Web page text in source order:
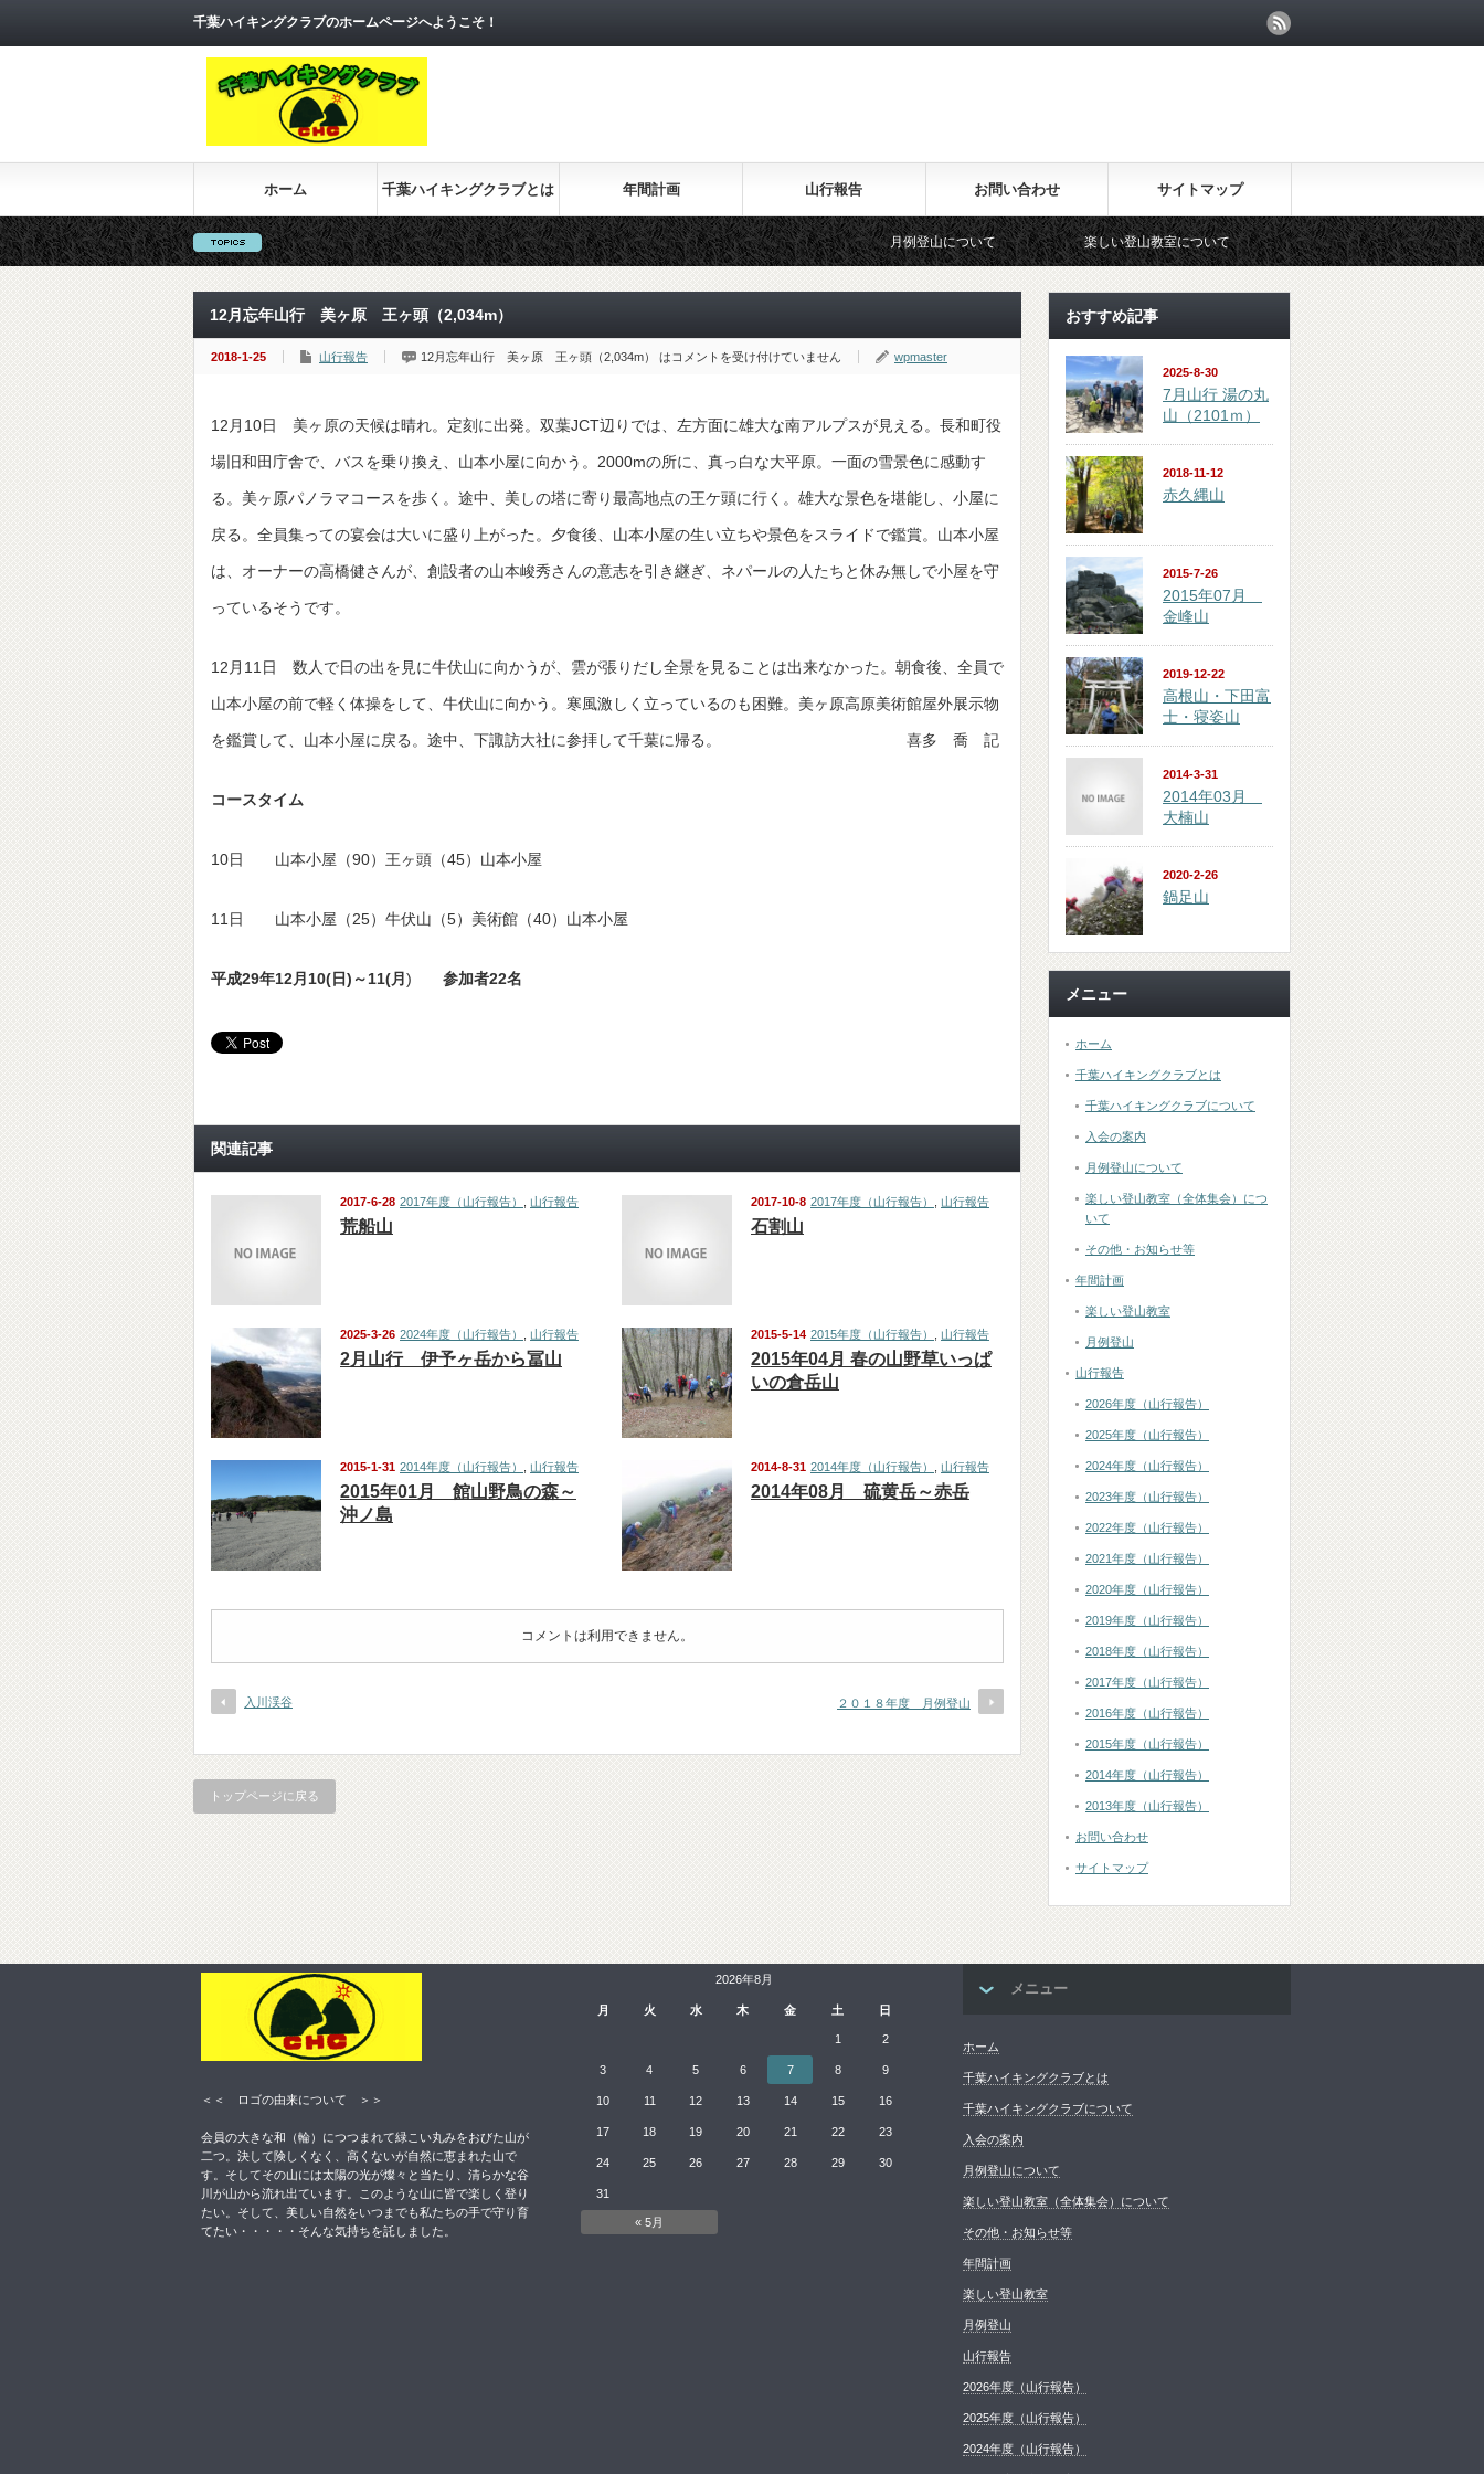
千葉ハイキングクラブのホームページへようこそ！
ホーム 千葉ハイキングクラブとは 年間計画 山行報告 お問い合わせ サイトマップ
月例登山について 楽しい登山教室について 入会の案内 会のあら
12月忘年山行 美ヶ原 王ヶ頭（2,034m）
2018-1-25 山行報告 12月忘年山行 美ヶ原 王ヶ頭（2,034m） は コメントを受け付けていません wpmaster
12月10日 美ヶ原の天候は晴れ。定刻に出発。双葉JCT辺りでは、左方面に雄大な南アルプスが見える。長和町役
場旧和田庁舎で、バスを乗り換え、山本小屋に向かう。2000mの所に、真っ白な大平原。一面の雪景色に感動す
る。美ヶ原パノラマコースを歩く。途中、美しの塔に寄り最高地点の王ケ頭に行く。雄大な景色を堪能し、小屋に
戻る。全員集っての宴会は大いに盛り上がった。夕食後、山本小屋の生い立ちや景色をスライドで鑑賞。山本小屋
は、オーナーの高橋健さんが、創設者の山本峻秀さんの意志を引き継ぎ、ネパールの人たちと休み無しで小屋を守
っているそうです。
12月11日 数人で日の出を見に牛伏山に向かうが、雲が張りだし全景を見ることは出来なかった。朝食後、全員で
山本小屋の前で軽く体操をして、牛伏山に向かう。寒風激しく立っているのも困難。美ヶ原高原美術館屋外展示物
を鑑賞して、山本小屋に戻る。途中、下諏訪大社に参拝して千葉に帰る。 喜多 喬 記
コースタイム
10日 山本小屋（90）王ヶ頭（45）山本小屋
11日 山本小屋（25）牛伏山（5）美術館（40）山本小屋
平成29年12月10(日)～11(月 ) 参加者22名
関連記事
2017-6-28 2017年度（山行報告） 山行報告
荒船山
2017-10-8 2017年度（山行報告） 山行報告
石割山
2025-3-26 2024年度（山行報告） 山行報告
2月山行 伊予ヶ岳から冨山
2015-5-14 2015年度（山行報告） 山行報告
2015年04月 春の山野草いっぱ
いの倉岳山
2015-1-31 2014年度（山行報告） 山行報告
2015年01月 館山野鳥の森～
沖ノ島
2014-8-31 2014年度（山行報告） 山行報告
2014年08月 硫黄岳～赤岳
コメントは利用できません。
入川渓谷 ２０１８年度 月例登山
トップページに戻る
おすすめ記事
2025-8-30
7月山行 湯の丸
山（2101ｍ）
2018-11-12
赤久縄山
2015-7-26
2015年07月
金峰山
2019-12-22
高根山・下田富
士・寝姿山
2014-3-31
2014年03月
大楠山
2020-2-26
鍋足山
メニュー
ホーム
千葉ハイキングクラブとは
千葉ハイキングクラブについて
入会の案内
月例登山について
楽しい登山教室（全体集会）につ
いて
その他・お知らせ等
年間計画
楽しい登山教室
月例登山
山行報告
2026年度（山行報告）
2025年度（山行報告）
2024年度（山行報告）
2023年度（山行報告）
2022年度（山行報告）
2021年度（山行報告）
2020年度（山行報告）
2019年度（山行報告）
2018年度（山行報告）
2017年度（山行報告）
2016年度（山行報告）
2015年度（山行報告）
2014年度（山行報告）
2013年度（山行報告）
お問い合わせ
サイトマップ
2026年8月
月 火 水 木 金 土 日
« 5月
1 2
3 4 5 6 7 8 9
10 11 12 13 14 15 16
17 18 19 20 21 22 23
24 25 26 27 28 29 30
31
メニュー
ホーム
千葉ハイキングクラブとは
千葉ハイキングクラブについて
入会の案内
月例登山について
楽しい登山教室（全体集会）について
その他・お知らせ等
年間計画
楽しい登山教室
月例登山
山行報告
2026年度（山行報告）
2025年度（山行報告）
2024年度（山行報告）
＜＜ ロゴの由来について ＞＞
会員の大きな和（輪）につつまれて緑こい丸みをおびた山が
二つ。決して険しくなく、高くないが自然に恵まれた山で
す。そしてその山には太陽の光が燦々と当たり、清らかな谷
川が山から流れ出ています。このような山に皆で楽しく登り
たい。そして、美しい自然をいつまでも私たちの手で守り育
てたい・・・・・そんな気持ちを託しました。